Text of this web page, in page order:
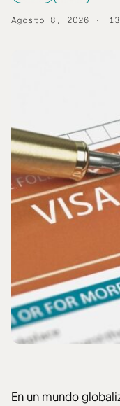
Agosto 8, 2026
En un mundo